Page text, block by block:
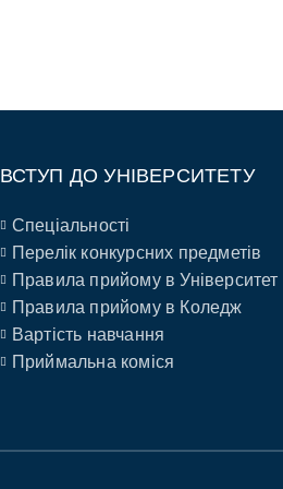
ВСТУП ДО УНІВЕРСИТЕТУ
Спеціальності
Перелік конкурсних предметів
Правила прийому в Університет
Правила прийому в Коледж
Вартість навчання
Приймальна коміся